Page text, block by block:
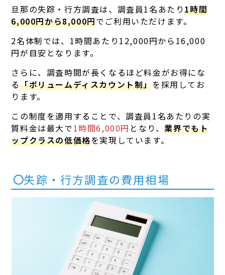
旦那の失踪・行方調査は、調査員1名あたり1時間
6,000円から8,000円でご利用いただけます。
2名体制では、1時間あたり12,000円から16,000
円が目安となります。
さらに、調査時間が長くなるほど料金がお得にな
る「ボリュームディスカウント制」を採用してお
ります。
この制度を適用することで、調査員1名あたりの実
質料金は最大で1時間6,000円 となり、業界でもト
ップクラスの低価格を実現しています。
失踪・行方調査の費用相場